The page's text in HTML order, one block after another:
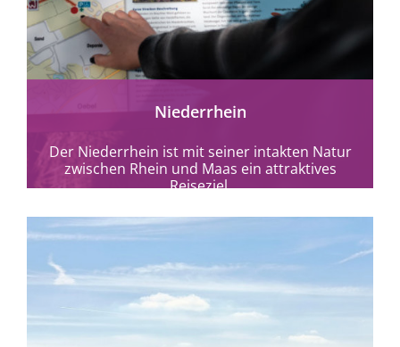
mehr erfahren
Niederrhein
Der Niederrhein ist mit seiner intakten Natur
zwischen Rhein und Maas ein attraktives
Reiseziel.